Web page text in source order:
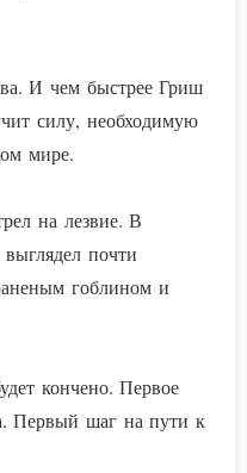
И чем быстрее Гриш
силу, необходимую
мире.
на лезвие. В
почти
гоблином и
кончено. Первое
Первый шаг на пути к